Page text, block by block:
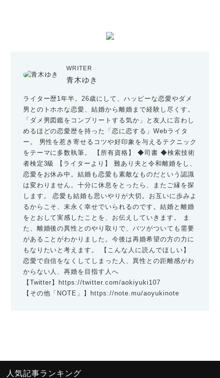
WRITER
青木ゆき
ライター歴1年半。26歳にして、ハッピーな恋愛やダメ
男とのトホホな恋愛、結婚から離婚まで経験し尽くす。
「ダメ男図鑑をコンプリートする気か」と友人に言わし
めるほどの恋愛歴を持った「恋に恋する」Webライタ
ー。 男性を惹き寄せるコツや好印象を与えるテクニック
をテーマに多数執筆。 【所有資格】 ◆司書 ◆検索技術
者検定3級 【ライターより】 難あり夫と令和離婚をし、
恋愛をお休み中。結婚も恋愛も素敵なものだという認識
は変わりません。十分に休息をとったら、またご縁を探
します。 恋愛も結婚も思いやりが大切。お互いに歩みよ
るからこそ、末永く幸せでいられるのです。結婚と離婚
をとおして実感したことを、お伝えしていきます。 ま
た、離婚後の異性とのやり取りで、バツがついても需要
があることがわかりました。今後は再婚希望の方の力に
もなりたいと考えます。 【こんな人に読んでほしい】
恋愛で自信をなくしてしまった人、異性との距離感がわ
からない人、再婚を目指す人へ
【Twitter】
https://twitter.com/aokiyuki107
【その他「NOTE」】
https://note.mu/aoyukinote
人気記事ランキング